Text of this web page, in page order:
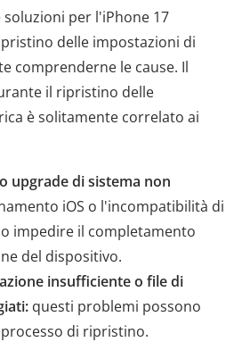
per l'iPhone 17
delle impostazioni di
comprenderne le cause. Il
il ripristino delle
è solitamente correlato ai
upgrade di sistema non
iOS o l'incompatibilità di
impedire il completamento
del dispositivo.
insufficiente o file di
questi problemi possono
di ripristino.